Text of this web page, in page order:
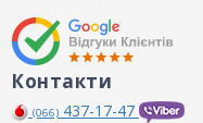
Контакти
(066) 437-17-47